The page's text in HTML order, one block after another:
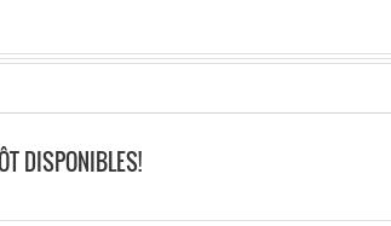
DISPONIBLES!